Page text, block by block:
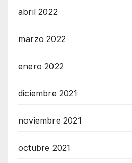
abril 2022
marzo 2022
enero 2022
diciembre 2021
noviembre 2021
octubre 2021